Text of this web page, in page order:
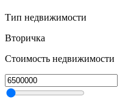
Тип недвижимости
Вторичка
Стоимость недвижимости